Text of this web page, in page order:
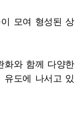
모여 형성된 상
화와 함께 다양한
유도에 나서고 있